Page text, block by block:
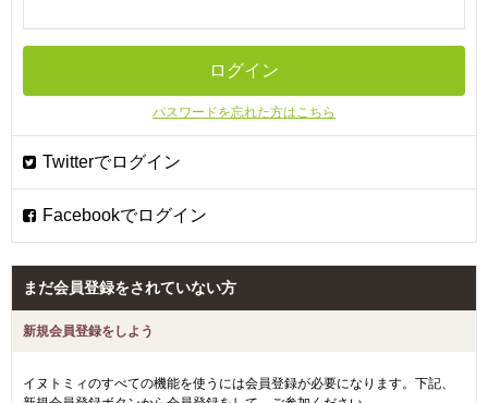
パスワードを忘れた方はこちら
まだ会員登録をされていない方
新規会員登録をしよう
イヌトミィのすべての機能を使うには会員登録が必要になります。下記、